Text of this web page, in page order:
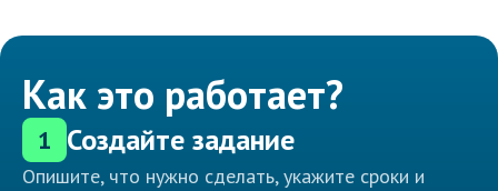
Как это работает?
1 Создайте задание
Опишите, что нужно сделать, укажите сроки и